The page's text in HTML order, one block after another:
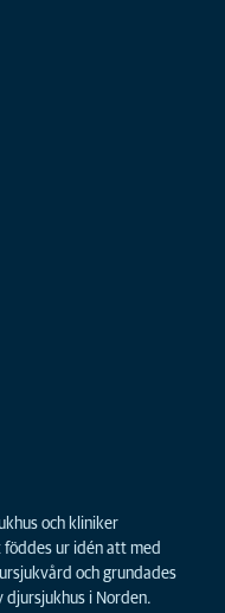
och kliniker
ur idén att med
och grundades
djursjukhus i Norden.